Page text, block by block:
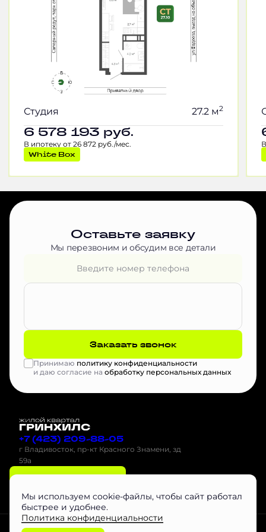
Студия 27.2 м2
6 578 193 руб.
В ипотеку от 26 872 руб./мес.
White Box
Оставьте заявку
Мы перезвоним и обсудим все детали
Заказать звонок
Принимаю политику конфиденциальности
и даю согласие на обработку персональных данных
+7 (423) 209-88-05
г Владивосток, пр-кт Красного Знамени, зд
59а
Оставить заявку
Проектная декларация на наш.дом.рфСкачать буклет
Любая информация, представленная на данном сайте, носит исключительно
Мы используем cookie-файлы, чтобы сайт работал
быстрее и удобнее.
Политика конфиденциальности